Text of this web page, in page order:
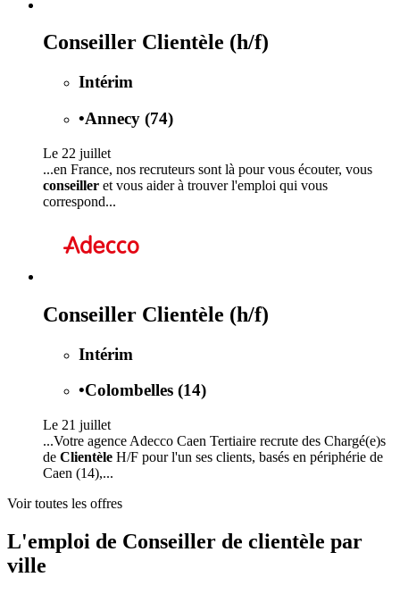
Conseiller Clientèle (h/f)
Intérim
•Annecy (74)
Le 22 juillet
...en France, nos recruteurs sont là pour vous écouter, vous
conseiller et vous aider à trouver l'emploi qui vous
correspond...
Conseiller Clientèle (h/f)
Intérim
•Colombelles (14)
Le 21 juillet
...Votre agence Adecco Caen Tertiaire recrute des Chargé(e)s
de Clientèle H/F pour l'un ses clients, basés en périphérie de
Caen (14),...
Voir toutes les offres
L'emploi de Conseiller de clientèle par
ville